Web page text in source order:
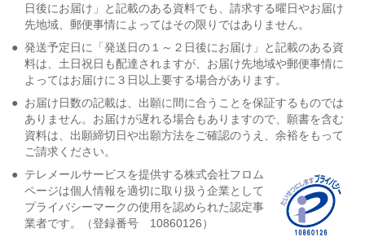
日後にお届け」と記載のある資料でも、請求する曜日やお届け
先地域、郵便事情によってはその限りではありません。
● 発送予定日に「発送日の１～２日後にお届け」と記載のある資
料は、土日祝日も配達されますが、お届け先地域や郵便事情に
よってはお届けに３日以上要する場合があります。
● お届け日数の記載は、出願に間に合うことを保証するものでは
ありません。お届けが遅れる場合もありますので、願書を含む
資料は、出願締切日や出願方法をご確認のうえ、余裕をもって
ご請求ください。
● テレメールサービスを提供する株式会社フロム
ページは個人情報を適切に取り扱う企業として
プライバシーマークの使用を認められた認定事
業者です。（登録番号 10860126）